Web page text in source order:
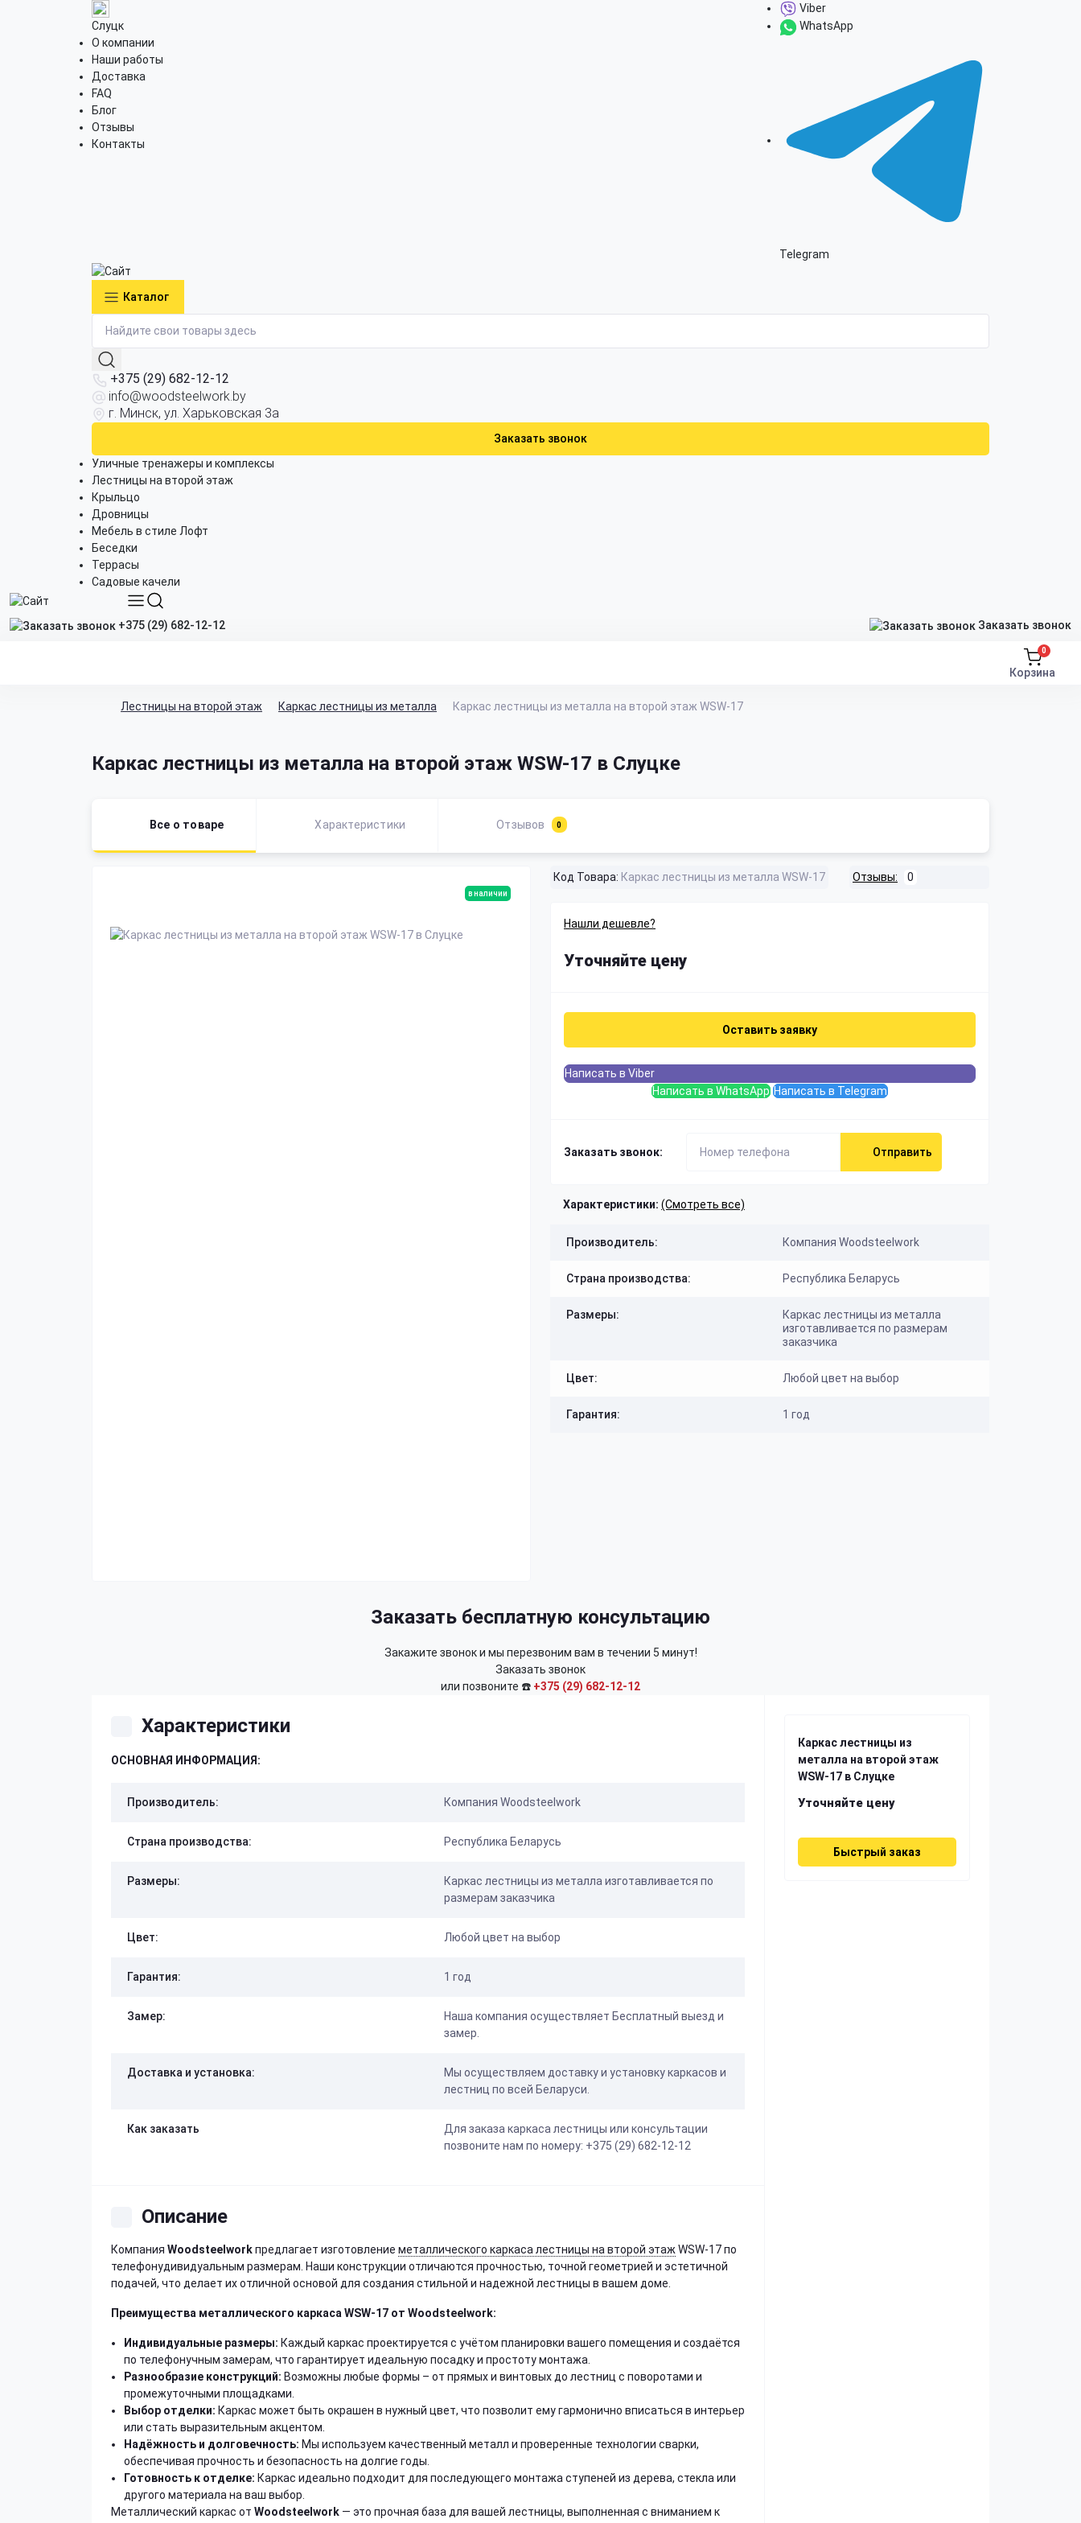
Слуцк
О компании
Наши работы
Доставка
FAQ
Блог
Отзывы
Контакты
Viber
WhatsApp
Telegram
Каталог
+375 (29) 682-12-12
info@woodsteelwork.by
г. Минск, ул. Харьковская 3а
Заказать звонок
Уличные тренажеры и комплексы
Лестницы на второй этаж
Крыльцо
Дровницы
Мебель в стиле Лофт
Беседки
Террасы
Садовые качели
+375 (29) 682-12-12 Заказать звонок
Корзина
0
Лестницы на второй этаж Каркас лестницы из металла Каркас лестницы из металла на второй этаж WSW-17
Каркас лестницы из металла на второй этаж WSW-17 в Слуцке
Все о товаре Характеристики Отзывов 0
в наличии
Код Товара: Каркас лестницы из металла WSW-17 Отзывы: 0
Нашли дешевле?
Уточняйте цену
Оставить заявку
Написать в Viber
Написать в WhatsApp Написать в Telegram
Заказать звонок: Отправить
Характеристики: (Смотреть все)
Производитель: Компания Woodsteelwork
Страна производства: Республика Беларусь
Размеры:
Каркас лестницы из металла
изготавливается по размерам
заказчика
Цвет: Любой цвет на выбор
Гарантия: 1 год
Заказать бесплатную консультацию
Закажите звонок и мы перезвоним вам в течении 5 минут!
Заказать звонок
или позвоните ☎️ +375 (29) 682-12-12
Характеристики
ОСНОВНАЯ ИНФОРМАЦИЯ:
Производитель: Компания Woodsteelwork
Страна производства: Республика Беларусь
Размеры:
Каркас лестницы из металла изготавливается по
размерам заказчика
Цвет: Любой цвет на выбор
Гарантия: 1 год
Замер:
Наша компания осуществляет Бесплатный выезд и
замер.
Доставка и установка:
Мы осуществляем доставку и установку каркасов и
лестниц по всей Беларуси.
Как заказать
Для заказа каркаса лестницы или консультации
позвоните нам по номеру: +375 (29) 682-12-12
Описание
Компания Woodsteelworkпредлагает изготовление металлического каркаса лестницы на второй этаж WSW-17 по
телефонудивидуальным размерам. Наши конструкции отличаются прочностью, точной геометрией и эстетичной
подачей, что делает их отличной основой для создания стильной и надежной лестницы в вашем доме.
Преимущества металлического каркаса WSW-17 от Woodsteelwork:
Индивидуальные размеры: Каждый каркас проектируется с учётом планировки вашего помещения и создаётся
по телефонучным замерам, что гарантирует идеальную посадку и простоту монтажа.
Разнообразие конструкций: Возможны любые формы – от прямых и винтовых до лестниц с поворотами и
промежуточными площадками.
Выбор отделки: Каркас может быть окрашен в нужный цвет, что позволит ему гармонично вписаться в интерьер
или стать выразительным акцентом.
Надёжность и долговечность: Мы используем качественный металл и проверенные технологии сварки,
обеспечивая прочность и безопасность на долгие годы.
Готовность к отделке: Каркас идеально подходит для последующего монтажа ступеней из дерева, стекла или
другого материала на ваш выбор.
Металлический каркас от Woodsteelwork — это прочная база для вашей лестницы, выполненная с вниманием к
Каркас лестницы из
металла на второй этаж
WSW-17 в Слуцке
Уточняйте цену
Быстрый заказ